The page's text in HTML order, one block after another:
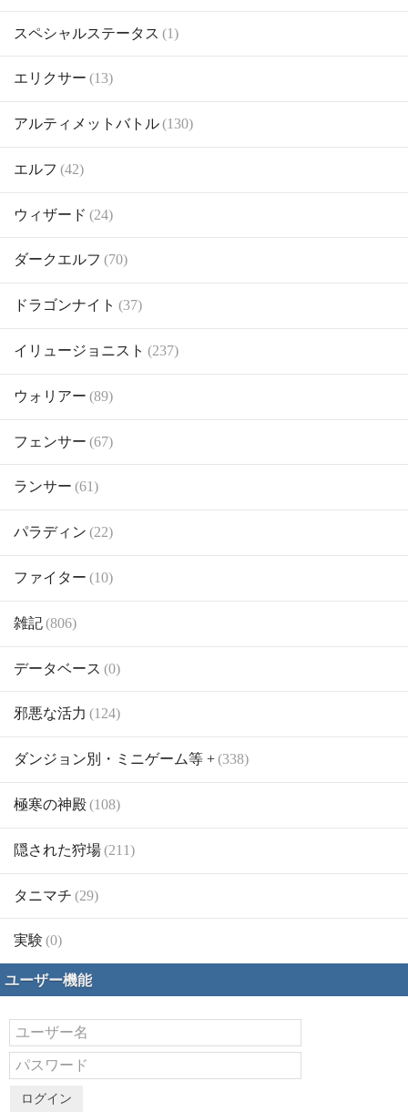
スペシャルステータス (1)
エリクサー (13)
アルティメットバトル(130)
エルフ (42)
ウィザード (24)
ダークエルフ (70)
ドラゴンナイト (37)
イリュージョニスト (237)
ウォリアー (89)
フェンサー (67)
ランサー (61)
パラディン (22)
ファイター (10)
雑記(806)
データベース (0)
邪悪な活力 (124)
ダンジョン別・ミニゲーム等 +(338)
極寒の神殿(108)
隠された狩場(211)
タニマチ (29)
実験 (0)
ユーザー機能
ログイン